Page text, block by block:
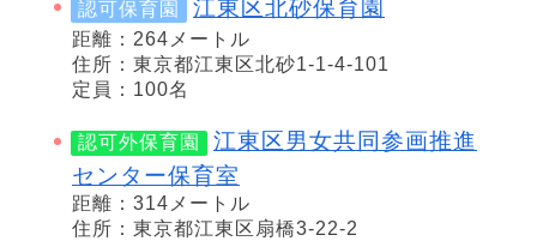
認可保育園 江東区北砂保育園
距離：264メートル
住所：東京都江東区北砂1-1-4-101
定員：100名
認可外保育園
江東区男女共同参画推進
センター保育室
距離：314メートル
住所：東京都江東区扇橋3-22-2